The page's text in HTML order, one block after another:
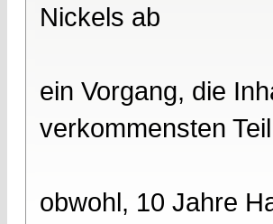
Nickels ab
ein Vorgang, die
verkommensten
obwohl, 10 Jahre